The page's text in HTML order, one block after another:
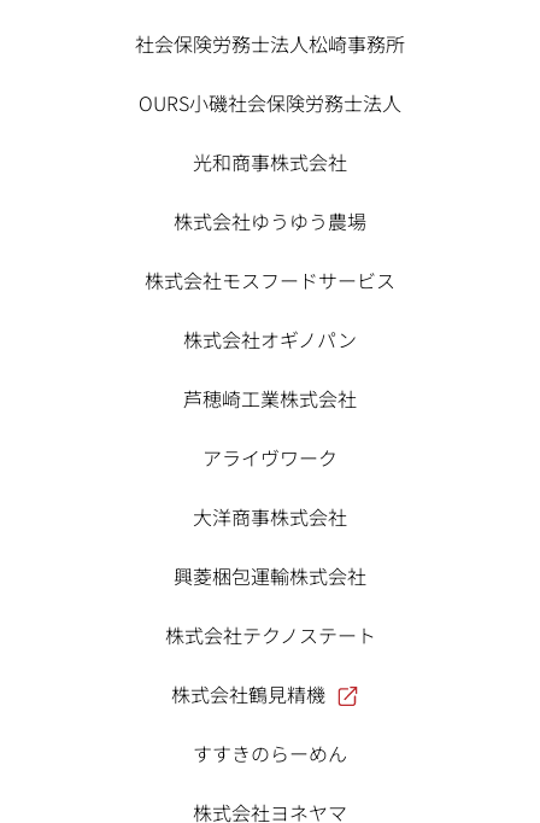
社会保険労務士法人松崎事務所
OURS小磯社会保険労務士法人
光和商事株式会社
株式会社ゆうゆう農場
株式会社モスフードサービス
株式会社オギノパン
芦穂崎工業株式会社
アライヴワーク
大洋商事株式会社
興菱梱包運輸株式会社
株式会社テクノステート
株式会社鶴見精機
すすきのらーめん
株式会社ヨネヤマ